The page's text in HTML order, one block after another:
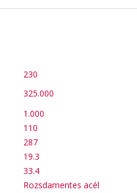
230
325.000
1.000
110
287
19.3
33.4
Rozsdamentes acél